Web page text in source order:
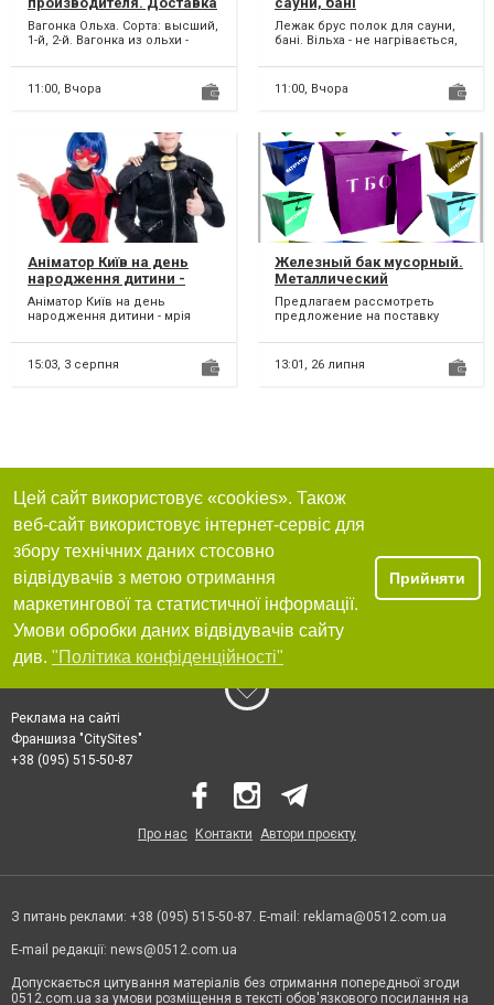
Вагонка Ольха. Сорта: высший,
1-й, 2-й. Вагонка из ольхи -
отделки бани, с...
11:00, Вчора
Лежак брус полок для сауни,
бані. Вільха - не нагрівається,
мм. Ши...
11:00, Вчора
Аніматор Київ на день
народження дитини -
мрія кожної дитини.
Аніматор Київ на день
народження дитини - мрія
стануть кращими друзям...
15:03, 3 серпня
Железный бак мусорный.
Металлический
контейнер для ТБО
мусора, отходов
Предлагаем рассмотреть
предложение на поставку
хранения, сбора и вывоза на
утилиз...
13:01, 26 липня
Цей сайт використовує «cookies». Також
веб-сайт використовує інтернет-сервіс для
збору технічних даних стосовно
відвідувачів з метою отримання
маркетингової та статистичної інформації.
Умови обробки даних відвідувачів сайту
див. "Політика конфіденційності"
Прийняти
Реклама на сайті
Франшиза "CitySites"
+38 (095) 515-50-87
Про нас Контакти Автори проєкту
З питань реклами: +38 (095) 515-50-87. E-mail: reklama@0512.com.ua
E-mail редакції: news@0512.com.ua
Допускається цитування матеріалів без отримання попередньої згоди
0512.com.ua за умови розміщення в тексті обов'язкового посилання на